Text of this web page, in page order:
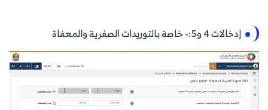
إدخالات 4 و5:- خاصة بالتوريدات الصفرية والمعفاة